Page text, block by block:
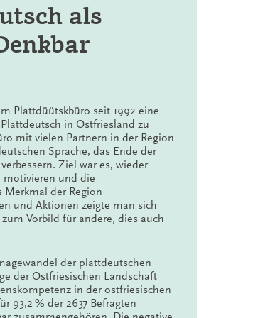
oder Risiko. In: Mehrsprachigkeit in
Rohde. Berlin 2013, 45-59.
in einer bilingualen Grundschule:
Kötter/Jutty Rymarczyk. Frankfurt a.
„Frühe Zweisprachigkeit“
In: Zukunfts-Handbuch
Burkard/Hildegard Rieder-Aigner.
als
Plattdüütskbüro seit 1992 eine
in Ostfriesland zu
mit vielen Partnern in der Region
Sprache, das Ende der
Ziel war es, wieder
motivieren und die
Merkmal der Region
und Aktionen zeigte man sich
Vorbild für andere, dies auch
der plattdeutschen
der Ostfriesischen Landschaft
in der ostfriesischen
93,2 % der 2637 Befragten